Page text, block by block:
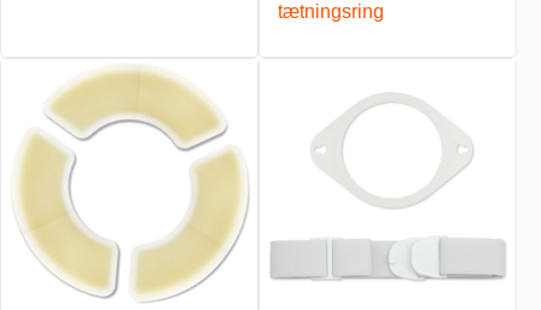
tætningsring